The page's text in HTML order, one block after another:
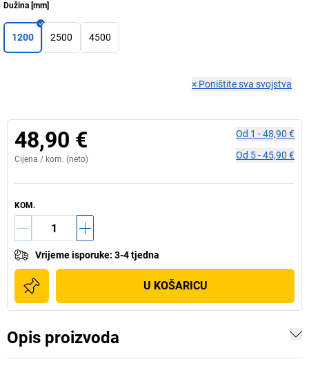
Dužina [mm]
1200 2500 4500
× Poništite sva svojstva
48,90 €
Cijena / kom. (neto)
Od 1 -48,90 €
Od 5-45,90 €
KOM.
Vrijeme isporuke: 3-4 tjedna
U KOŠARICU
Opis proizvoda